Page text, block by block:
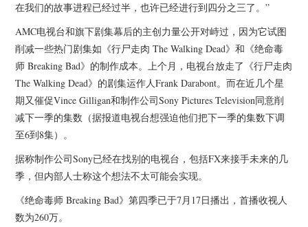
在我们的故事进程已经过半，也许已经进行到四分之三了。”
AMC电视台和旗下剧集幕后的主创力量公开对峙过，因为它试图
削减一些热门剧集如《行尸走肉 The Walking Dead》和《绝命毒
师 Breaking Bad》的制作成本。上个月，电视台放走了《行尸走肉
The Walking Dead》的剧集运作人Frank Darabont。而在近几个星
期又催促Vince Gilligan和制作公司Sony Pictures Television同意削
减下一季的集数（据报道电视台想强迫他们把下一季的集数下调
至6到8集）。
据称制作公司Sony已经在找别的电视台，包括FX来接手未来的几
季，但内部人士称这个想法不太可能会实现。
《绝命毒师 Breaking Bad》第四季已于7月17日播出，首播收视人
数为260万。